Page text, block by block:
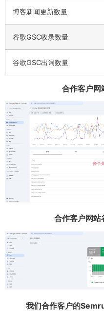
博客新闻更新数量
谷歌GSC收录数量
谷歌GSC出词数量
合作客户网
合作客户网站
我们合作客户的